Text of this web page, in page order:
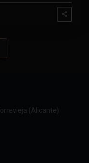
(Alicante)